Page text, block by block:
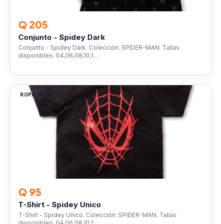
Q 205
Conjunto - Spidey Dark
Conjunto - Spidey Dark. Colección: SPIDER-MAN. Tallas
disponibles: 04,06,08,10,1…
ROPA INFANTIL
Q 95
T-Shirt - Spidey Unico
T-Shirt - Spidey Unico. Colección: SPIDER-MAN. Tallas